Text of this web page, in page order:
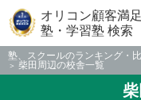
オリコン顧客満
塾・学習塾 検索
塾、スクールのランキング・
柴田周辺の校舎一覧